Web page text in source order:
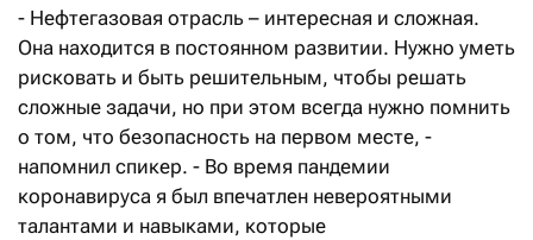
- Нефтегазовая отрасль – интересная и сложная.
Она находится в постоянном развитии. Нужно уметь
рисковать и быть решительным, чтобы решать
сложные задачи, но при этом всегда нужно помнить
о том, что безопасность на первом месте, -
напомнил спикер. - Во время пандемии
коронавируса я был впечатлен невероятными
талантами и навыками, которые